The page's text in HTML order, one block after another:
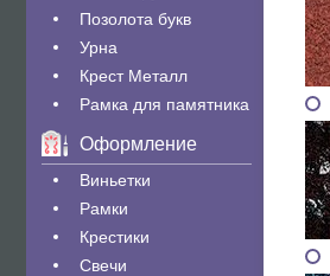
Позолота букв
Урна
Крест Металл
Рамка для памятника
Оформление
Виньетки
Рамки
Крестики
Свечи